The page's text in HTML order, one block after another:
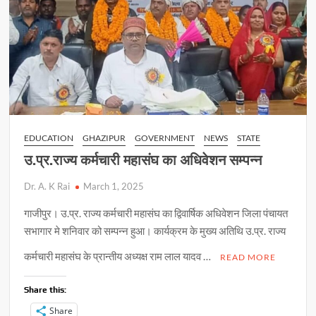
दर्जन
शिकायतों
का
निस्तारण
EDUCATION GHAZIPUR GOVERNMENT NEWS STATE
उ.प्र.राज्य कर्मचारी महासंघ का अधिवेशन सम्पन्न
Dr. A. K Rai March 1, 2025
गाजीपुर। उ.प्र. राज्य कर्मचारी महासंघ का द्विवार्षिक अधिवेशन जिला पंचायत
सभागार मे शनिवार को सम्पन्न हुआ। कार्यक्रम के मुख्य अतिथि उ.प्र. राज्य
कर्मचारी महासंघ के प्रान्तीय अध्यक्ष राम लाल यादव …
READ MORE
Share this:
Share